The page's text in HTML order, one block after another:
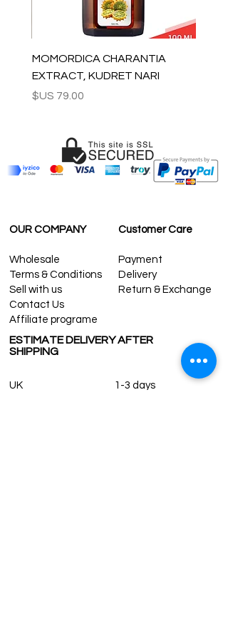
لبقية العالم: 2-5 أيام
للاستفسارات بالجملة والأسئلة الأخرى من
فضلك
اتصل بنا:
MOMORDICA CHARANTIA
EXTRACT, KUDRET NARI
السعر
OUR COMPANY
Wholesale
Terms & Conditions
Sell with us
Contact Us
Affiliate programe
Customer Care
Payment
Delivery
Return & Exchange
ESTIMATE DELIVERY AFTER
SHIPPING
UK
1-3 days